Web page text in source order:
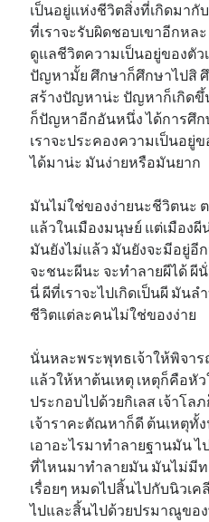
เป็นอยู่แห่งชีวิตสิ่งที่เกิดมากั
ที่เราจะรับผิดชอบเขาอีกหล
ดูแลชีวิตความเป็นอยู่ของตัว
ปัญหามั้ย ศึกษาก็ศึกษาไปสิ
สร้างปัญหาน่ะ ปัญหาก็เกิด
ก็ปัญหาอีกอันหนึ่ง ได้การศึ
เราจะประคองความเป็นอยู่ข
ได้มาน่ะ มันง่ายหรือมันยาก
มันไม่ใช่ของง่ายนะชีวิตนะ
แล้วในเมืองมนุษย์ แต่เมือง
มันยังไม่แล้ว มันยังจะมีอยู่อี
จะชนะผีนะ จะทำลายผีได้ ผี
นี่ ผีที่เราจะไปเกิดเป็นผี มัน
ชีวิตแต่ละคนไม่ใช่ของง่าย
นั่นหละพระพุทธเจ้าให้พิจา
แล้วให้หาต้นเหตุ เหตุก็คือหั
ประกอบไปด้วยกิเลส เจ้าโล
เจ้าราคะตัณหาก็ดี ต้นเหตุทั้
เอาอะไรมาทำลายฐานมัน
ที่ไหนมาทำลายมัน มันไม่มีท
เรื่อยๆ หมดไปสิ้นไปกับนิวเ
ไปและสิ้นไปด้วยปรมาณูขอ